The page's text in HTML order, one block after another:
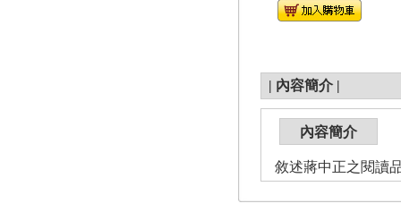
| 內容簡介 |
內容簡介
敘述蔣中正之閱讀